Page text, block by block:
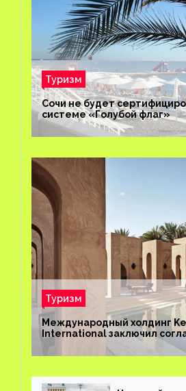
Туризм
Сочи не будет
системе «Голубой флаг»
Туризм
Международный холдинг
International заключил
управлении курортом Bab
Resort в Дубае